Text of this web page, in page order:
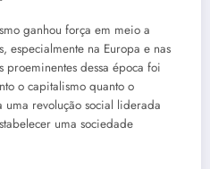
ganhou força em meio a
especialmente na Europa e nas
dessa época foi
o capitalismo quanto o
uma revolução social liderada
uma sociedade